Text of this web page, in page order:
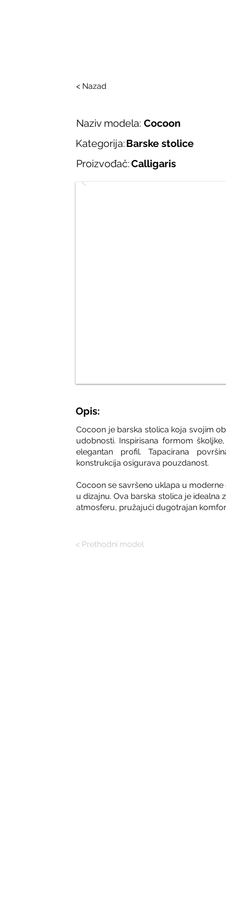
< Nazad
Naziv modela: Cocoon
Kategorija:Barske stolice
Proizvođač:Calligaris
Opis:
Cocoon je barska stolica koja svojim
udobnosti. Inspirisana formom
elegantan profil. Tapacirana
konstrukcija osigurava pouzdanost.
Cocoon se savršeno uklapa u
u dizajnu. Ova barska stolica je
atmosferu, pružajući dugotrajan
< Prethodni model